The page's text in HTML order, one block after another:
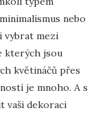
nebo
vybrat mezi
kterých jsou
květináčů přes
je mnoho. A s
vaši dekoraci